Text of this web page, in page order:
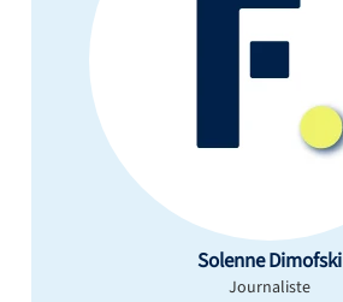
Solenne Dimofski
Journaliste